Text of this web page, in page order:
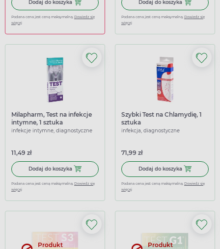
Dodaj do koszyka Dodaj do koszyka Ibuprom Max Sprint, 40 kapsułek
Podana cena jest ceną maksymalną. Dowiedz się
więcej
Dodaj do koszyka Dodaj do
Podana cena jest ceną maksymalną. Dowiedz się
więcej
Milapharm, Test na infekcje
intymne, 1 sztuka
infekcje intymne, diagnostyczne
11,49 zł
Dodaj do koszyka Dodaj do koszyka Milapharm, Test na infekcje intymne, 1
Podana cena jest ceną maksymalną. Dowiedz się
więcej
Szybki Test na Chlamydię, 1
sztuka
infekcja, diagnostyczne
71,99 zł
Dodaj do koszyka Dodaj do
Podana cena jest ceną maksymalną. Dowiedz się
więcej
Produkt
Produkt